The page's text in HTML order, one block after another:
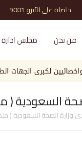
حاصلة على الأيزو 9001 ( الشريك الذي تثق به )
من نحن مجلس ادارة
لكبرى الجهات الطبية
السعودية (
وزارة الصحة السعودية (